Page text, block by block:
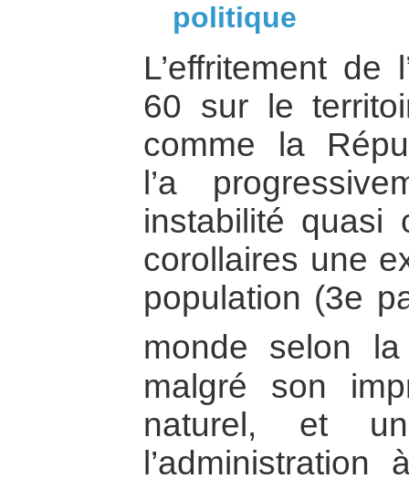
politique
L’effritement de
60 sur le
comme la
l’a
instabilité quasi
corollaires une
population (3e
monde selon
malgré son
naturel, et
l’administration